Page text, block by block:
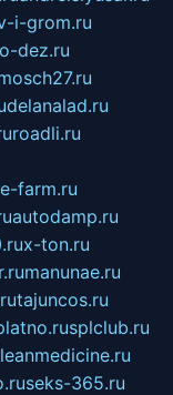
i-grom.ru
dez.ru
delanalad.ru
roadli.ru
farm.ru
autodamp.ru
x-ton.ru
manunae.ru
tajuncos.ru
splclub.ru
seks-365.ru